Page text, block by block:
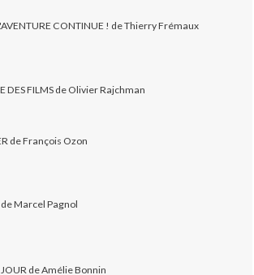
CONTINUE ! de Thierry Frémaux
DES FILMS de Olivier Rajchman
de François Ozon
de Marcel Pagnol
JOUR de Amélie Bonnin